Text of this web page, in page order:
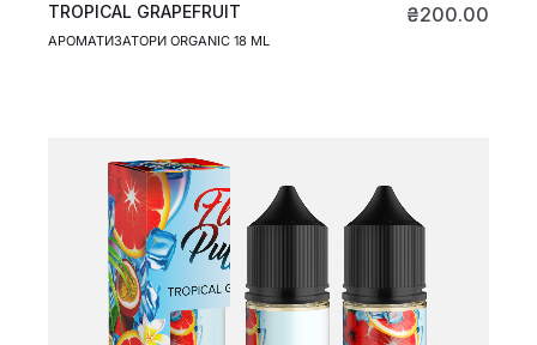
TROPICAL GRAPEFRUIT
АРОМАТИЗАТОРИ ORGANIC 18 ML
₴200.00